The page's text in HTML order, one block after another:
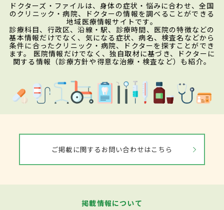
ドクターズ・ファイルは、身体の症状・悩みに合わせ、全国
のクリニック・病院、ドクターの情報を調べることができる
地域医療情報サイトです。
診療科目、行政区、沿線・駅、診療時間、医院の特徴などの
基本情報だけでなく、気になる症状、病名、検査名などから
条件に合ったクリニック・病院、ドクターを探すことができ
ます。 医院情報だけでなく、独自取材に基づき、ドクターに
関する情報（診療方針や得意な治療・検査など）も紹介。
ご掲載に関するお問い合わせはこちら
掲載情報について